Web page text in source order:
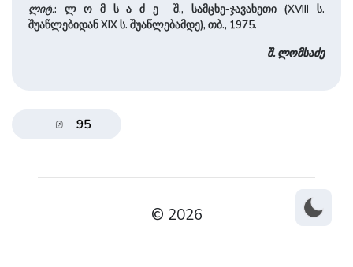
ლიტ.: ლ ო მ ს ა ძ ე შ., სამცხე-ჯავახეთი (XVIII ს.
შუაწლებიდან XIX ს. შუაწლებამდე), თბ., 1975.
შ. ლომსაძე
95
© 2026